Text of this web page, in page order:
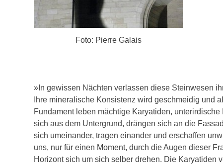
Foto: Pierre Galais
»In gewissen Nächten verlassen diese Steinwesen
Ihre mineralische Konsistenz wird geschmeidig und
Fundament leben mächtige Karyatiden,
sich aus dem Untergrund, drängen sich an die
sich umeinander, tragen einander und erschaffen
uns, nur für einen Moment, durch die Augen dieser
Horizont sich um sich selber drehen. Die Karyatiden